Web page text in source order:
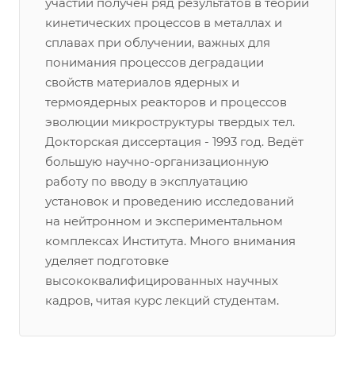
кинетических процессов в металлах и
сплавах при облучении, важных для
понимания процессов деградации
свойств материалов ядерных и
термоядерных реакторов и процессов
эволюции микроструктуры твердых тел.
Докторская диссертация - 1993 год. Ведёт
большую научно-организационную
работу по вводу в эксплуатацию
установок и проведению исследований
на нейтронном и экспериментальном
комплексах Института. Много внимания
уделяет подготовке
высококвалифицированных научных
кадров, читая курс лекций студентам.